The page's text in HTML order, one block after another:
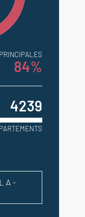
84%
4239